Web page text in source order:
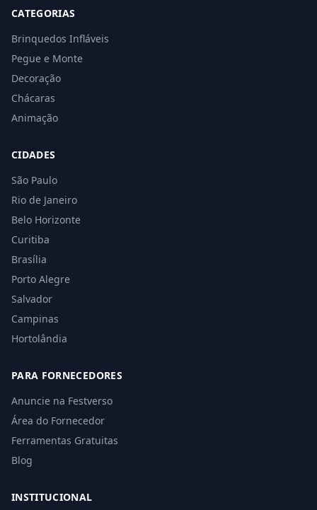
CATEGORIAS
Brinquedos Infláveis
Pegue e Monte
Decoração
Chácaras
Animação
CIDADES
São Paulo
Rio de Janeiro
Belo Horizonte
Curitiba
Brasília
Porto Alegre
Salvador
Campinas
Hortolândia
PARA FORNECEDORES
Anuncie na Festverso
Área do Fornecedor
Ferramentas Gratuitas
Blog
INSTITUCIONAL